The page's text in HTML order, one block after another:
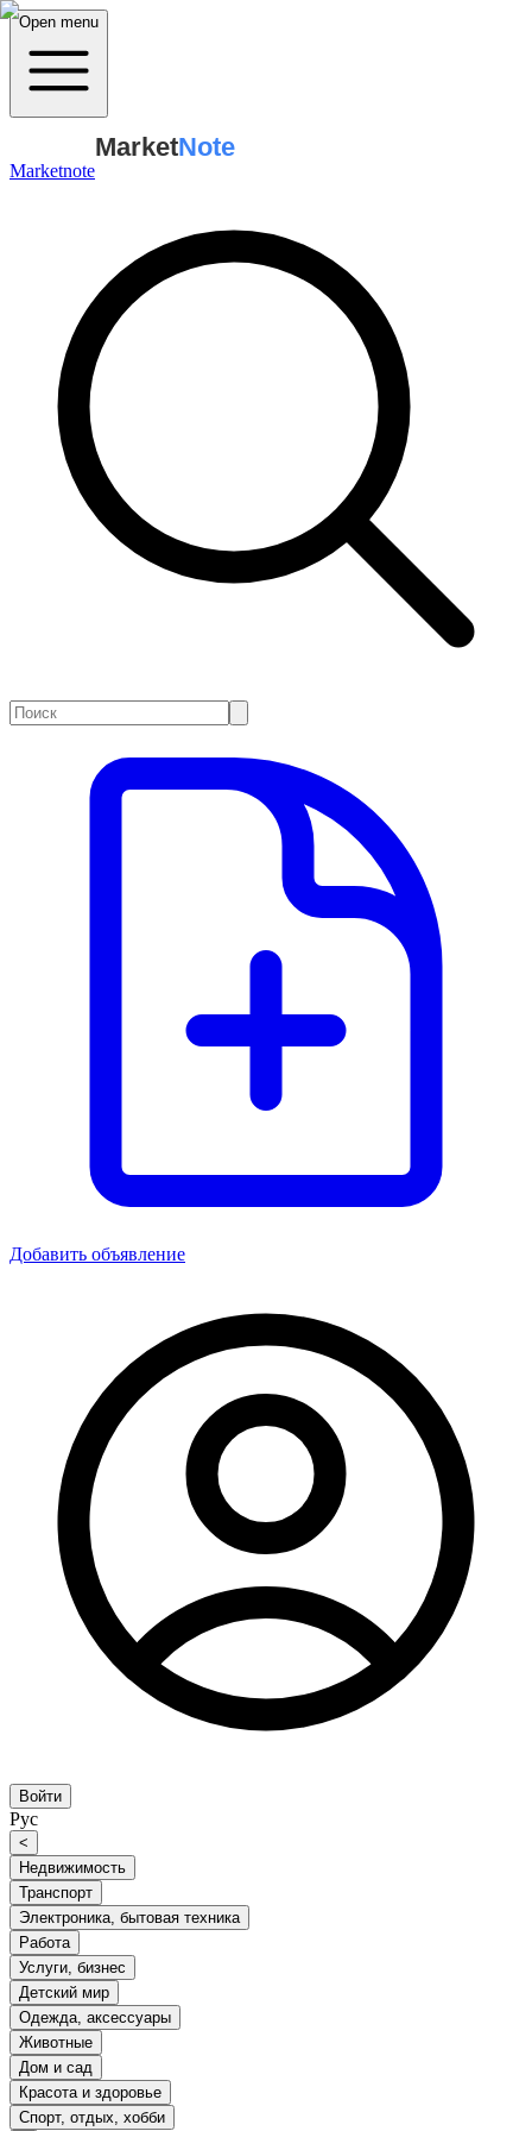
Open menu
Marketnote
MarketNote
Добавить объявление
Войти
Рус
<
Недвижимость
Транспорт
Электроника, бытовая техника
Работа
Услуги, бизнес
Детский мир
Одежда, аксессуары
Животные
Дом и сад
Красота и здоровье
Спорт, отдых, хобби